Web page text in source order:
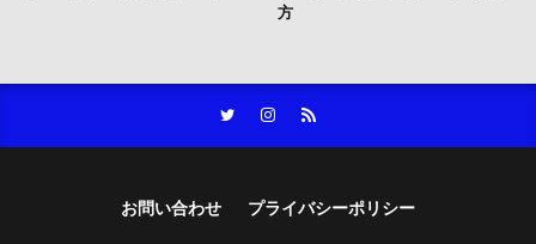
方
お問い合わせ プライバシーポリシー